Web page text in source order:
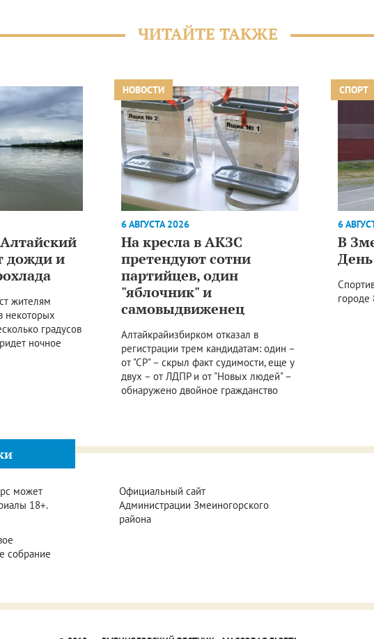
ЧИТАЙТЕ ТАКЖЕ
дожди и
жителям
некоторых
градусов
ночное
НОВОСТИ
6 АВГУСТА 2026
На кресла в АКЗС
претендуют сотни
партийцев, один
"яблочник" и
самовыдвиженец
Алтайкрайизбирком отказал в
регистрации трем кандидатам: один –
от "СР" – скрыл факт судимости, еще у
двух – от ЛДПР и от "Новых людей" –
обнаружено двойное гражданство
СПОРТ
6
В
городе
может
18+.
собрание
Официальный сайт
Администрации Змеиногорского
района